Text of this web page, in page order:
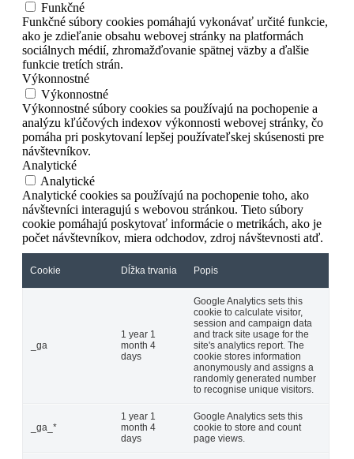
Funkčné
Funkčné súbory cookies pomáhajú vykonávať určité funkcie,
ako je zdieľanie obsahu webovej stránky na platformách
sociálnych médií, zhromažďovanie spätnej väzby a ďalšie
funkcie tretích strán.
Výkonnostné
Výkonnostné
Výkonnostné súbory cookies sa používajú na pochopenie a
analýzu kľúčových indexov výkonnosti webovej stránky, čo
pomáha pri poskytovaní lepšej používateľskej skúsenosti pre
návštevníkov.
Analytické
Analytické
Analytické cookies sa používajú na pochopenie toho, ako
návštevníci interagujú s webovou stránkou. Tieto súbory
cookie pomáhajú poskytovať informácie o metrikách, ako je
počet návštevníkov, miera odchodov, zdroj návštevnosti atď.
Cookie Dĺžka trvania Popis
_ga
1 year 1
month 4
days
Google Analytics sets this
cookie to calculate visitor,
session and campaign data
and track site usage for the
site's analytics report. The
cookie stores information
anonymously and assigns a
randomly generated number
to recognise unique visitors.
_ga_*
1 year 1
month 4
days
Google Analytics sets this
cookie to store and count
page views.